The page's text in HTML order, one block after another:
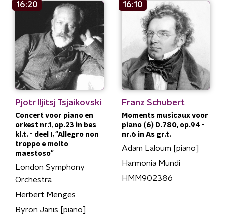
16:20
Pjotr Iljitsj Tsjaikovski
Concert voor piano en
orkest nr.1, op.23 in bes
kl.t. - deel I, "Allegro non
troppo e molto
maestoso"
London Symphony
Orchestra
Herbert Menges
Byron Janis [piano]
16:10
Franz Schubert
Moments musicaux voor
piano (6) D.780, op.94 -
nr.6 in As gr.t.
Adam Laloum [piano]
Harmonia Mundi
HMM902386